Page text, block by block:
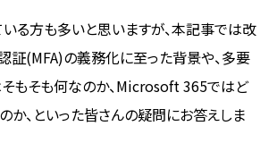
る方も多いと思いますが、本記事では改
証(MFA)の義務化に至った背景や、多要
もそも何なのか、Microsoft 365ではど
か、といった皆さんの疑問にお答えしま